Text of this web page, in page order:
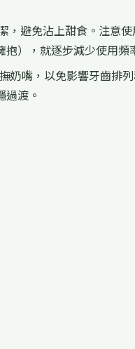
，避免沾上甜食。注意
），就逐步減少使用頻
奶嘴，以免影響牙齒排
渡。